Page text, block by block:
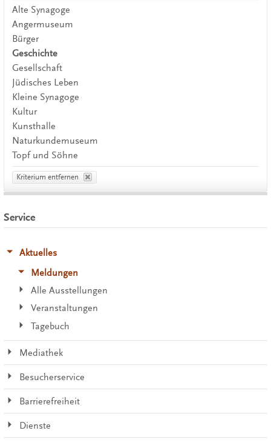
Alte Synagoge
Angermuseum
Bürger
Geschichte
Gesellschaft
Jüdisches Leben
Kleine Synagoge
Kultur
Kunsthalle
Naturkundemuseum
Topf und Söhne
Kriterium entfernen
Service
Aktuelles
Meldungen
Alle Ausstellungen
Veranstaltungen
Tagebuch
Mediathek
Besucherservice
Barrierefreiheit
Dienste